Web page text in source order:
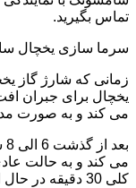
تماس بگیرید.
سرما سازی یخچال
زمانی که شارژ گاز
می کند و به صورت
کلی 30 دقیقه در حال استراحت خواهد بود.